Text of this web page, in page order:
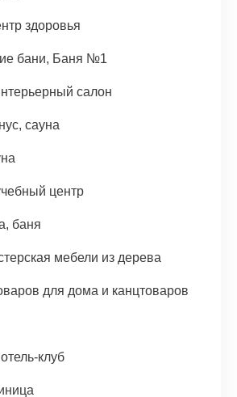
здоровья
бани, Баня №1
салон
сауна
центр
баня
мебели из дерева
для дома и канцтоваров
клуб